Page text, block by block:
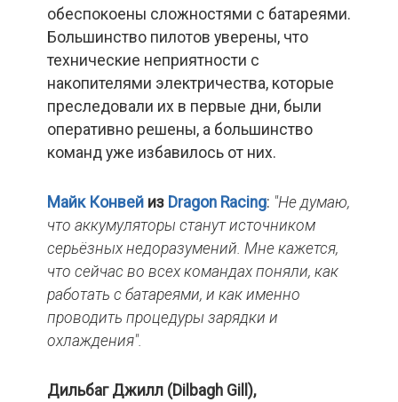
обеспокоены сложностями с батареями.
Большинство пилотов уверены, что
технические неприятности с
накопителями электричества, которые
преследовали их в первые дни, были
оперативно решены, а большинство
команд уже избавилось от них.
Майк Конвейиз DragonRacing: "Не думаю,
что аккумуляторы станут источником
серьёзных недоразумений. Мне кажется,
что сейчас во всех командах поняли, как
работать с батареями, и как именно
проводить процедуры зарядки и
охлаждения".
Дильбаг Джилл (Dilbagh Gill),